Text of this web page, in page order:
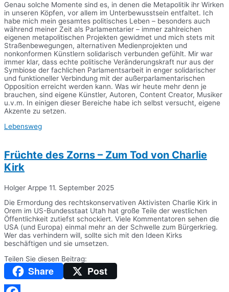
Genau solche Momente sind es, in denen die Metapolitik ihr Wirken
in unseren Köpfen, vor allem im Unterbewusstsein entfaltet. Ich
habe mich mein gesamtes politisches Leben – besonders auch
während meiner Zeit als Parlamentarier – immer zahlreichen
eigenen metapolitischen Projekten gewidmet und mich stets mit
Straßenbewegungen, alternativen Medienprojekten und
nonkonformen Künstlern solidarisch verbunden gefühlt. Mir war
immer klar, dass echte politische Veränderungskraft nur aus der
Symbiose der fachlichen Parlamentsarbeit in enger solidarischer
und funktioneller Verbindung mit der außerparlamentarischen
Opposition erreicht werden kann. Was wir heute mehr denn je
brauchen, sind eigene Künstler, Autoren, Content Creator, Musiker
u.v.m. In einigen dieser Bereiche habe ich selbst versucht, eigene
Akzente zu setzen.
Lebensweg
Früchte des Zorns – Zum Tod von Charlie
Kirk
Holger Arppe 11. September 2025
Die Ermordung des rechtskonservativen Aktivisten Charlie Kirk in
Orem im US-Bundesstaat Utah hat große Teile der westlichen
Öffentlichkeit zutiefst schockiert. Viele Kommentatoren sehen die
USA (und Europa) einmal mehr an der Schwelle zum Bürgerkrieg.
Wer das verhindern will, sollte sich mit den Ideen Kirks
beschäftigen und sie umsetzen.
Teilen Sie diesen Beitrag:
Share Post